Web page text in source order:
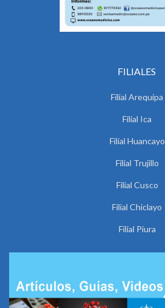
FILIALES
Filial Arequipa
Filial Ica
Filial Huancayo
Filial Trujillo
Filial Cusco
Filial Chiclayo
Filial Piura